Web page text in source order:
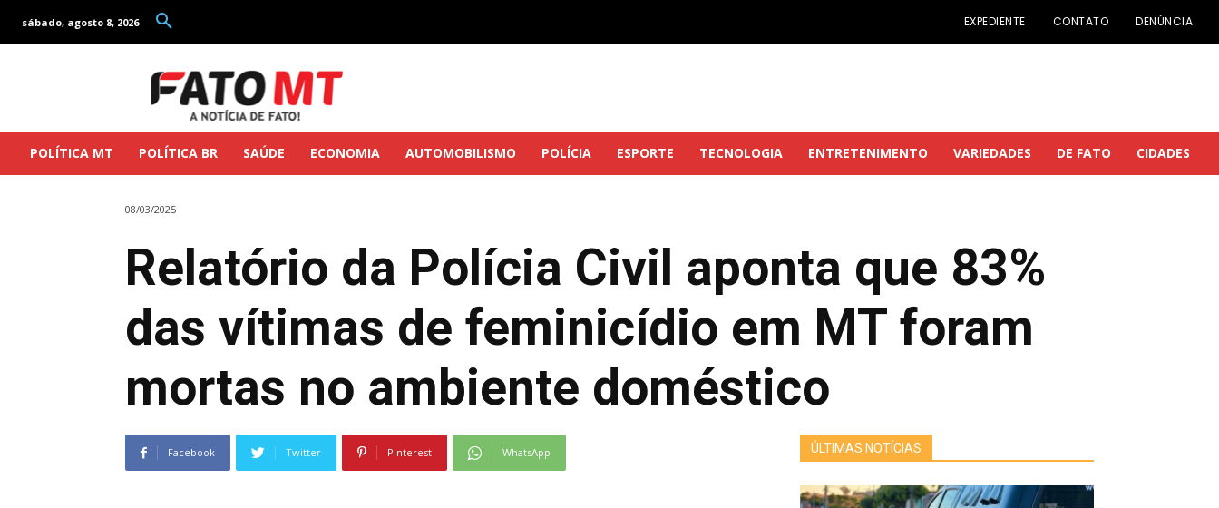
sábado, agosto 8, 2026 EXPEDIENTE CONTATO DENÚNCIA
POLÍTICA MT POLÍTICA BR SAÚDE ECONOMIA AUTOMOBILISMO POLÍCIA ESPORTE TECNOLOGIA ENTRETENIMENTO VARIEDADES DE FATO CIDADES
08/03/2025
Relatório da Polícia Civil aponta que 83%
das vítimas de feminicídio em MT foram
mortas no ambiente doméstico
Facebook Twitter Pinterest WhatsApp ÚLTIMAS NOTÍCIAS